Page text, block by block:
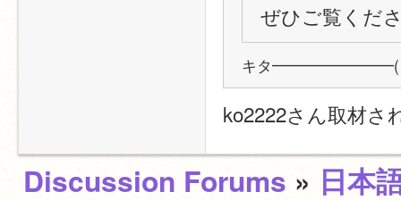
ぜひご覧くだ
キタ
ko2222さん取材さ
Discussion Forums » 日本